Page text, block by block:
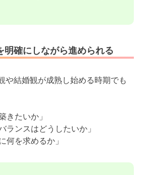
明確にしながら進められる
や結婚観が成熟し始める時期でも
きたいか」
ランスはどうしたいか」
何を求めるか」